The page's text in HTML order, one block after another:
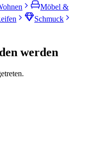
Möbel &
Schmuck
werden